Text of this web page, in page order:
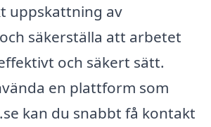
uppskattning av
säkerställa att arbetet
och säkert sätt.
en plattform som
kan du snabbt få kontakt